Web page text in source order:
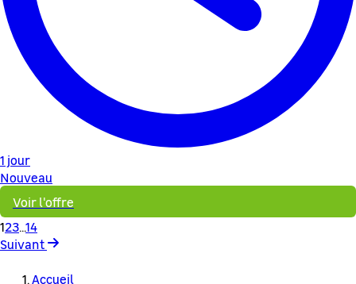
1 jour
Nouveau
Voir l'offre
123...14
Suivant
Accueil